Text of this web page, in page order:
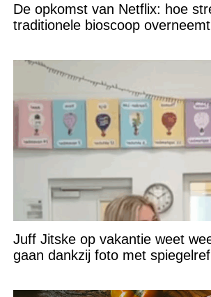
De opkomst van Netflix: hoe
traditionele bioscoop overneemt
Juff Jitske op vakantie weet
gaan dankzij foto met